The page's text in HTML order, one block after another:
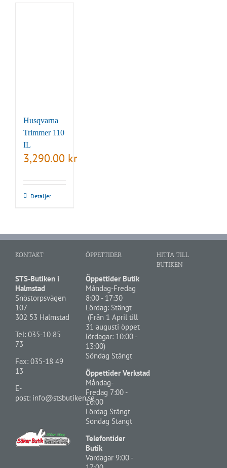
Husqvarna
Trimmer 110
IL
3,290.00 kr
Detaljer
KONTAKT
STS-Butiken i
Halmstad
Snöstorpsvägen
107
302 53 Halmstad
Tel: 035-10 85
73
Fax: 035-18 49
13
E-
post: info@stsbutiken.se
ÖPPETTIDER
Öppettider Butik
Måndag-Fredag
8:00 - 17:30
Lördag: Stängt
(Från 1 April till
31 augusti öppet
lördagar: 10:00 -
13:00)
Söndag Stängt
Öppettider Verkstad
Måndag-
Fredag 7:00 -
16:00
Lördag Stängt
Söndag Stängt
Telefontider
Butik
Vardagar 9:00 -
HITTA TILL
BUTIKEN